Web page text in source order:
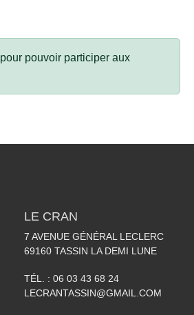
pour pouvoir participer aux
LE CRAN
7 AVENUE GÉNÉRAL LECLERC
69160 TASSIN LA DEMI LUNE
TÉL. : 06 03 43 68 24
LECRANTASSIN@GMAIL.COM